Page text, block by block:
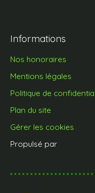
Informations
Nos honoraires
Mentions légales
Politique de
Plan du site
Gérer les cookies
Propulsé par